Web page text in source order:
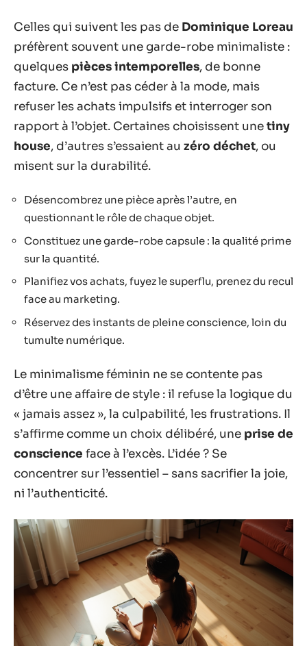
Celles qui suivent les pas de Dominique Loreau
préfèrent souvent une garde-robe minimaliste :
quelques pièces intemporelles, de bonne
facture. Ce n’est pas céder à la mode, mais
refuser les achats impulsifs et interroger son
rapport à l’objet. Certaines choisissent unetiny
house, d’autres s’essaient au zéro déchet, ou
misent sur la durabilité.
Désencombrez une pièce après l’autre, en
questionnant le rôle de chaque objet.
Constituez une garde-robe capsule : la qualité prime
sur la quantité.
Planifiez vos achats, fuyez le superflu, prenez du recul
face au marketing.
Réservez des instants de pleine conscience, loin du
tumulte numérique.
Le minimalisme féminin ne se contente pas
d’être une affaire de style : il refuse la logique du
« jamais assez », la culpabilité, les frustrations. Il
s’affirme comme un choix délibéré, une prise de
conscience face à l’excès. L’idée ? Se
concentrer sur l’essentiel – sans sacrifier la joie,
ni l’authenticité.